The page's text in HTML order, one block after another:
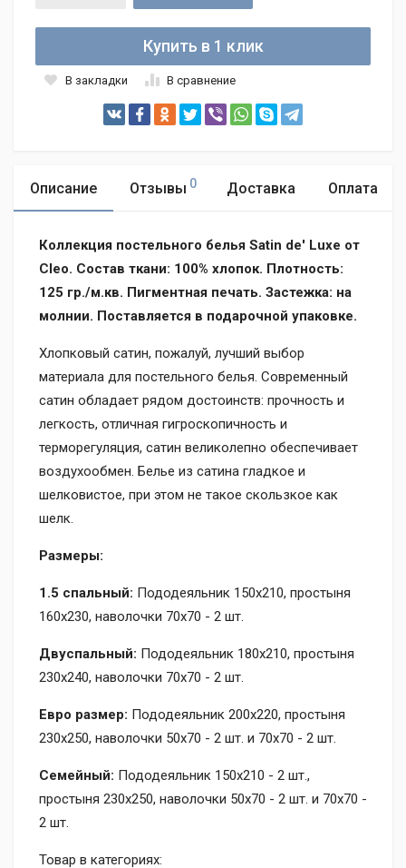
Купить в 1 клик
В закладки В сравнение
Описание Отзывы 0 Доставка Оплата
Коллекция постельного белья Satin de' Luxe от
Cleo. Состав ткани: 100% хлопок. Плотность:
125 гр./м.кв. Пигментная печать. Застежка: на
молнии. Поставляется в подарочной упаковке.
Хлопковый сатин, пожалуй, лучший выбор
материала для постельного белья. Современный
сатин обладает рядом достоинств: прочность и
легкость, отличная гигроскопичность и
терморегуляция, сатин великолепно обеспечивает
воздухообмен. Белье из сатина гладкое и
шелковистое, при этом не такое скользкое как
шелк.
Размеры:
1.5 спальный: Пододеяльник 150х210, простыня
160х230, наволочки 70х70 - 2 шт.
Двуспальный: Пододеяльник 180х210, простыня
230х240, наволочки 70х70 - 2 шт.
Евро размер: Пододеяльник 200х220, простыня
230х250, наволочки 50х70 - 2 шт. и 70х70 - 2 шт.
Семейный: Пододеяльник 150х210 - 2 шт.,
простыня 230х250, наволочки 50х70 - 2 шт. и 70х70 -
2 шт.
Товар в категориях: